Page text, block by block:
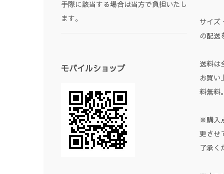
手際に該当する場合は当方で負担いたし
ます。
サイズ
の配送
送料は
お買い
料無料
※購入
更させ
了承く
モバイルショップ